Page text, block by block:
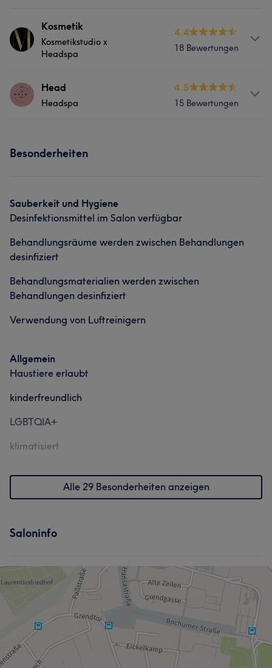
Kosmetik
Kosmetikstudio x
Headspa
4.4
18 Bewertungen
ServicesHead
Headspa
4.5
15 Bewertungen
Besonderheiten
Sauberkeit und Hygiene
Desinfektionsmittel im Salon verfügbar
Behandlungsräume werden zwischen Behandlungen
desinfiziert
Behandlungsmaterialien werden zwischen
Behandlungen desinfiziert
Verwendung von Luftreinigern
Allgemein
Haustiere erlaubt
kinderfreundlich
LGBTQIA+
klimatisiert
Alle 29 Besonderheiten anzeigen
Saloninfo